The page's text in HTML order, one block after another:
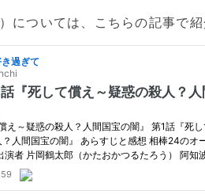
については、こちらの記事で紹